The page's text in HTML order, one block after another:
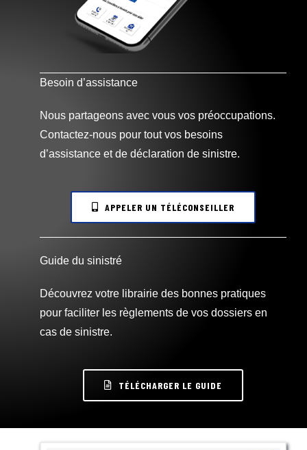
Besoin d’assistance
Nous partageons avec vous vos préoccupations.
Contactez-nous pour tout vos besoins
d’assistance et de déclaration de sinistre.
APPELER UN TÉLÉCONSEILLER
Guide du sinistré
Découvrez votre librairie des bonnes pratiques
pour faciliter les règlements de vos dossiers en
cas de sinistre.
TÉLÉCHARGER LE GUIDE